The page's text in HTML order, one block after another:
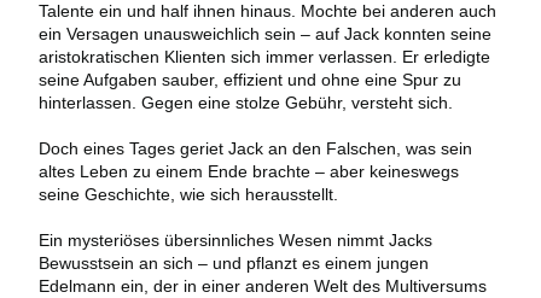
Talente ein und half ihnen hinaus. Mochte bei anderen auch
ein Versagen unausweichlich sein – auf Jack konnten seine
aristokratischen Klienten sich immer verlassen. Er erledigte
seine Aufgaben sauber, effizient und ohne eine Spur zu
hinterlassen. Gegen eine stolze Gebühr, versteht sich.
Doch eines Tages geriet Jack an den Falschen, was sein
altes Leben zu einem Ende brachte – aber keineswegs
seine Geschichte, wie sich herausstellt.
Ein mysteriöses übersinnliches Wesen nimmt Jacks
Bewusstsein an sich – und pflanzt es einem jungen
Edelmann ein, der in einer anderen Welt des Multiversums